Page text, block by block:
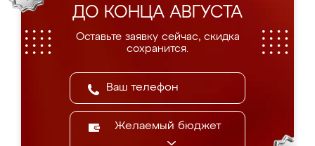
ДО КОНЦА АВГУСТА
Оставьте заявку сейчас, скидка
сохранится.
Желаемый бюджет